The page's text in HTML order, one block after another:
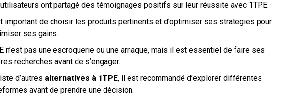
ont partagé des témoignages positifs sur leur réussite avec 1TPE.
important de choisir les produits pertinents et d’optimiser ses stratégies pour
ses gains.
n’est pas une escroquerie ou une arnaque, mais il est essentiel de faire ses
recherches avant de s’engager.
d’autres alternatives à 1TPE, il est recommandé d’explorer différentes
avant de prendre une décision.